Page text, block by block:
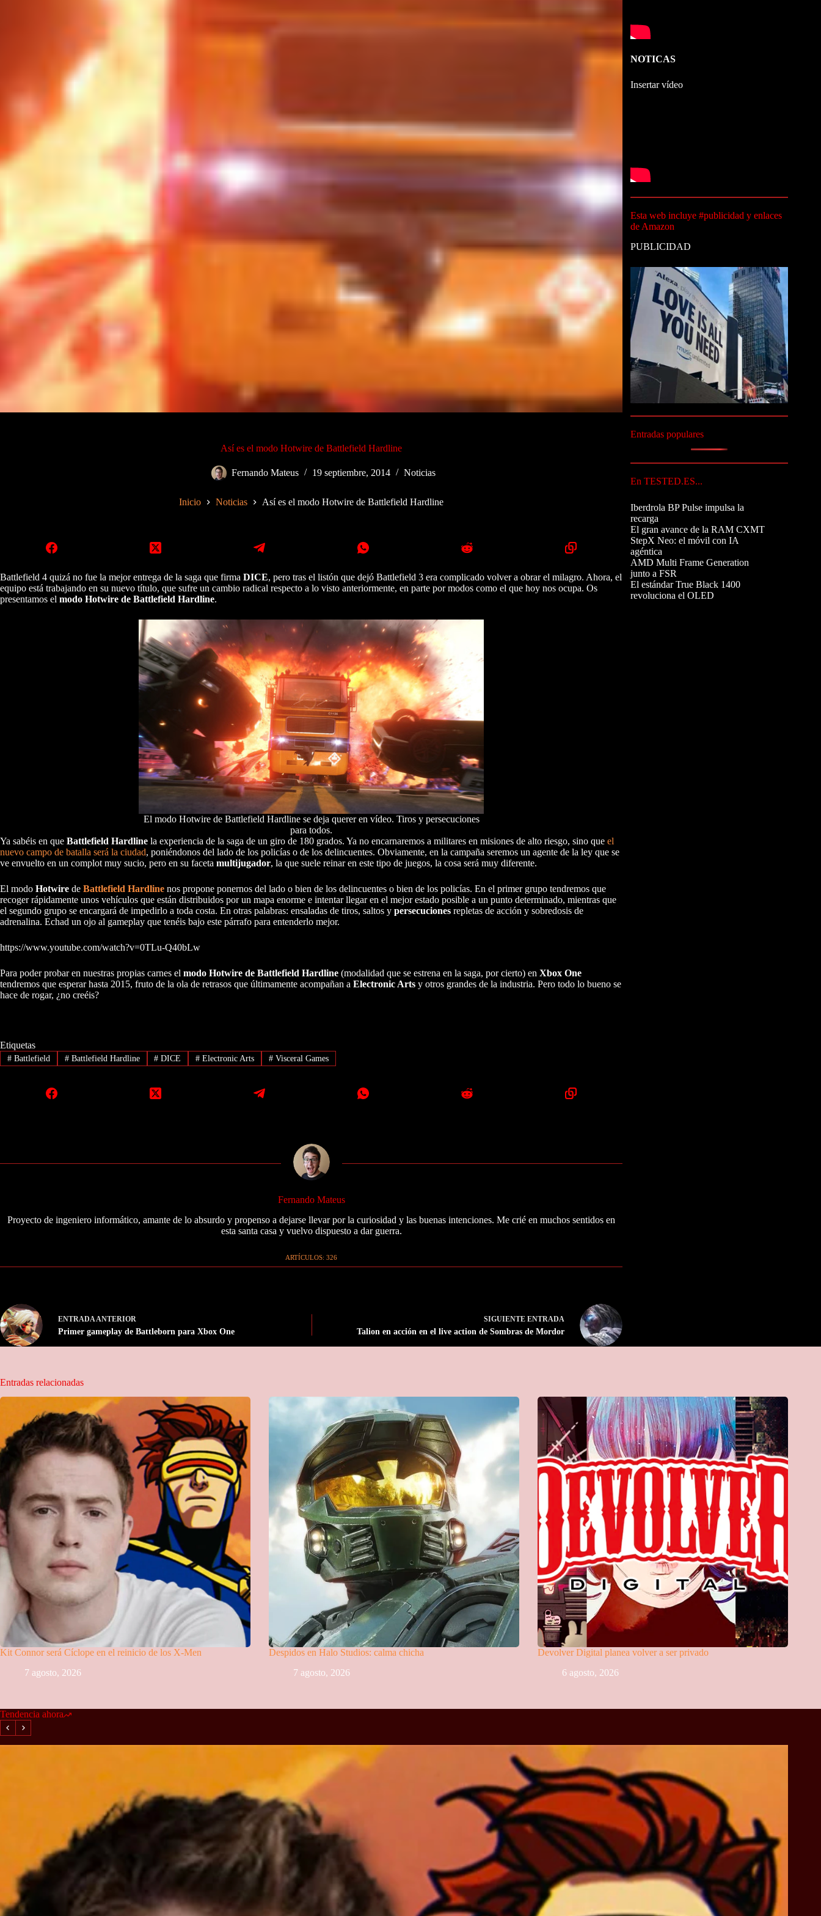
Así es el modo Hotwire de Battlefield Hardline
Fernando Mateus 19 septiembre, 2014 Noticias
Inicio Noticias Así es el modo Hotwire de Battlefield Hardline
Battlefield 4 quizá no fue la mejor entrega de la saga que firma DICE, pero tras el listón que dejó Battlefield 3 era complicado volver a obrar el milagro. Ahora, el
equipo está trabajando en su nuevo título, que sufre un cambio radical respecto a lo visto anteriormente, en parte por modos como el que hoy nos ocupa. Os
presentamos el modo Hotwire de Battlefield Hardline.
El modo Hotwire de Battlefield Hardline se deja querer en vídeo. Tiros y persecuciones
para todos.
Ya sabéis en que Battlefield Hardline la experiencia de la saga de un giro de 180 grados. Ya no encarnaremos a militares en misiones de alto riesgo, sino que el
nuevo campo de batalla será la ciudad, poniéndonos del lado de los policías o de los delincuentes. Obviamente, en la campaña seremos un agente de la ley que se
ve envuelto en un complot muy sucio, pero en su faceta multijugador, la que suele reinar en este tipo de juegos, la cosa será muy diferente.
El modo Hotwire de Battlefield Hardline nos propone ponernos del lado o bien de los delincuentes o bien de los policías. En el primer grupo tendremos que
recoger rápidamente unos vehículos que están distribuidos por un mapa enorme e intentar llegar en el mejor estado posible a un punto determinado, mientras que
el segundo grupo se encargará de impedirlo a toda costa. En otras palabras: ensaladas de tiros, saltos y persecuciones repletas de acción y sobredosis de
adrenalina. Echad un ojo al gameplay que tenéis bajo este párrafo para entenderlo mejor.
https://www.youtube.com/watch?v=0TLu-Q40bLw
Para poder probar en nuestras propias carnes el modo Hotwire de Battlefield Hardline (modalidad que se estrena en la saga, por cierto) en Xbox One
tendremos que esperar hasta 2015, fruto de la ola de retrasos que últimamente acompañan a Electronic Arts y otros grandes de la industria. Pero todo lo bueno se
hace de rogar, ¿no creéis?
Etiquetas
#Battlefield #Battlefield Hardline # DICE # Electronic Arts # Visceral Games
Fernando Mateus
Proyecto de ingeniero informático, amante de lo absurdo y propenso a dejarse llevar por la curiosidad y las buenas intenciones. Me crié en muchos sentidos en
esta santa casa y vuelvo dispuesto a dar guerra.
ARTÍCULOS: 326
ENTRADAANTERIOR
Primer gameplay de Battleborn para Xbox One
SIGUIENTEENTRADA
Talion en acción en el live action de Sombras de Mordor
NOTICAS
Insertar vídeo
Esta web incluye #publicidad y enlaces
de Amazon
PUBLICIDAD
Entradas populares
En TESTED.ES...
Iberdrola BP Pulse impulsa la
recarga
El gran avance de la RAM CXMT
StepX Neo: el móvil con IA
agéntica
AMD Multi Frame Generation
junto a FSR
El estándar True Black 1400
revoluciona el OLED
Entradas relacionadas
Kit Connor será Cíclope en el reinicio de los X-Men
7 agosto, 2026
Despidos en Halo Studios: calma chicha
7 agosto, 2026
Devolver Digital planea volver a ser privado
6 agosto, 2026
Tendencia ahora